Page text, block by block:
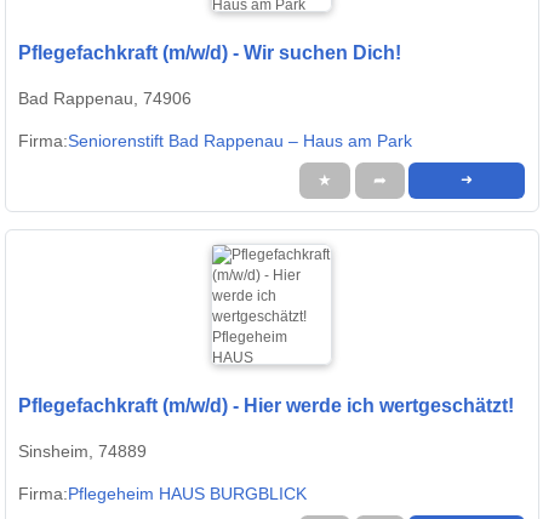
Pflegefachkraft (m/w/d) - Wir suchen Dich!
Bad Rappenau, 74906
Firma:Seniorenstift Bad Rappenau – Haus am Park
★ ➦ ➜
Pflegefachkraft (m/w/d) - Hier werde ich wertgeschätzt!
Sinsheim, 74889
Firma:Pflegeheim HAUS BURGBLICK